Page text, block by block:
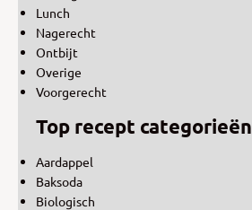
Lunch
Nagerecht
Ontbijt
Overige
Voorgerecht
Top recept categorieën
Aardappel
Baksoda
Biologisch